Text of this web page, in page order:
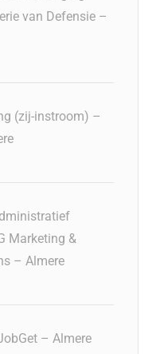
van Defensie –
(zij-instroom) –
Marketing &
– Almere
– Almere